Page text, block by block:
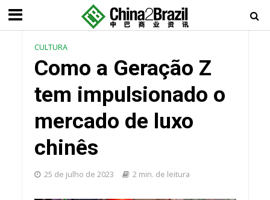
CULTURA
Como a Geração Z
tem impulsionado o
mercado de luxo
chinês
25 de julho de 2023 2 min. de leitura